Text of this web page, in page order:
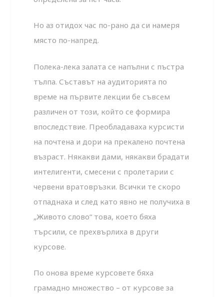
Но аз отидох час по-рано да си намеря
място по-напред.
Полека-лека залата се напълни с пъстра
тълпа. Съставът на аудиторията по
време на първите лекции бе съвсем
различен от този, който се формира
впоследствие. Преобладаваха курсисти
на почтена и дори на прекалено почтена
възраст. Някакви дами, някакви брадати
интелигенти, смесени с пролетарии с
червени вратовръзки. Всички те скоро
отпаднаха и след като явно не получиха в
„Живото слово“ това, което бяха
търсили, се прехвърлиха в други
курсове.
По онова време курсовете бяха
грамадно множество – от курсове за